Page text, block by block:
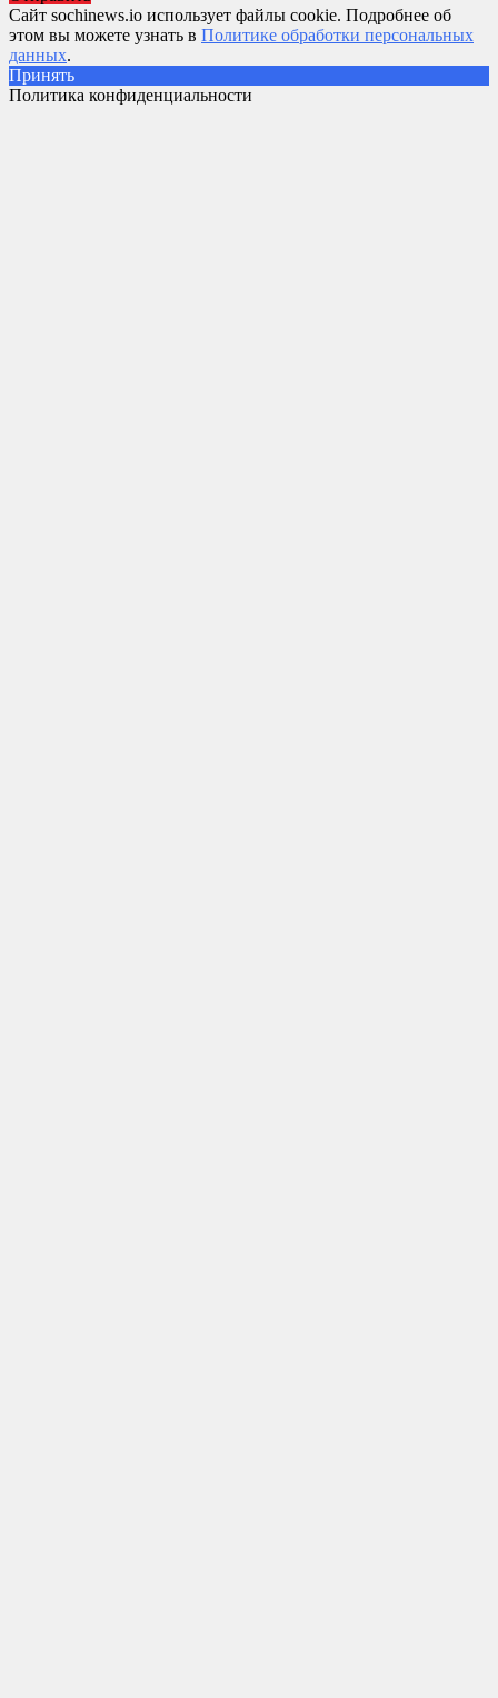
Сайт sochinews.io использует файлы cookie. Подробнее об
этом вы можете узнать в Политике обработки персональных
данных.
Принять
Политика конфиденциальности